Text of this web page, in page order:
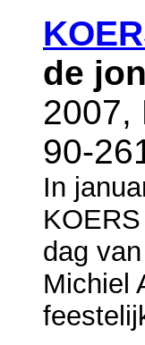
de
2007,
90-
In
dag
Michiel